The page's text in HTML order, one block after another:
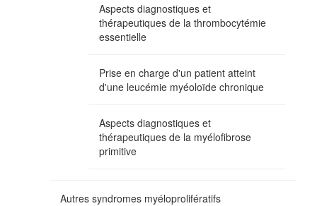
Aspects diagnostiques et
thérapeutiques de la thrombocytémie
essentielle
Prise en charge d'un patient atteint
d'une leucémie myéoloïde chronique
Aspects diagnostiques et
thérapeutiques de la myélofibrose
primitive
Autres syndromes myéloprolifératifs